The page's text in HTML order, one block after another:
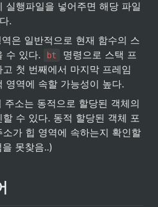
실행파일을 넣어주면 해당 파일
.
은 일반적으로 현재 함수의 스
수 있다.
bt
명령으로 스택 프
첫 번째에서 마지막 프레임
영역에 속할 가능성이 높다.
주소는 동적으로 할당된 객체의
수 있다. 동적 할당된 객체 포
가 힙 영역에 속하는지 확인할
못찾음..)